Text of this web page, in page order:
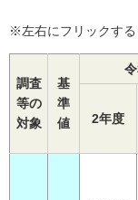
※左右にフリックする
調査
等の
対象
基
準
値
2年度